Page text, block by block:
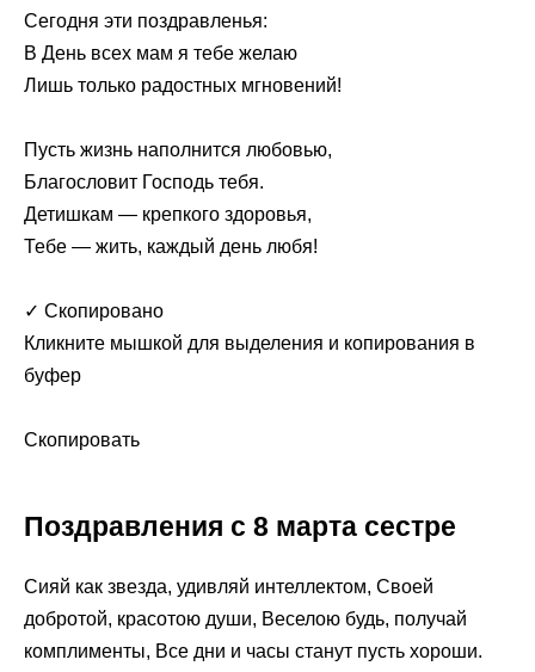
Сегодня эти поздравленья:
В День всех мам я тебе желаю
Лишь только радостных мгновений!
Пусть жизнь наполнится любовью,
Благословит Господь тебя.
Детишкам — крепкого здоровья,
Тебе — жить, каждый день любя!
✓ Скопировано
Кликните мышкой для выделения и копирования в
буфер
Скопировать
Поздравления с 8 марта сестре
Сияй как звезда, удивляй интеллектом, Своей
добротой, красотою души, Веселою будь, получай
комплименты, Все дни и часы станут пусть хороши.